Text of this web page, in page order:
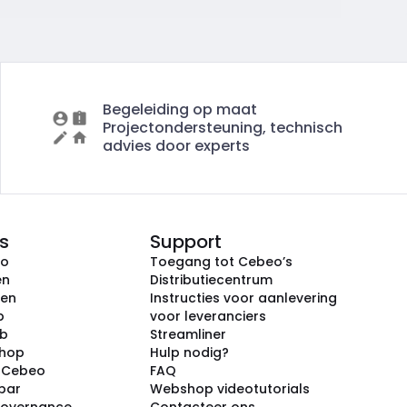
Begeleiding op maat
Projectondersteuning, technisch
advies door experts
Support
Toegang tot Cebeo’s
Distributiecentrum
Instructies voor aanlevering
voor leveranciers
Streamliner
Hulp nodig?
FAQ
Webshop videotutorials